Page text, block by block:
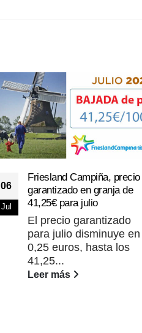
06
Jul
Friesland Campiña, precio
garantizado en granja de
41,25€ para julio
El precio garantizado
para julio disminuye en
0,25 euros, hasta los
41,25...
Leer más